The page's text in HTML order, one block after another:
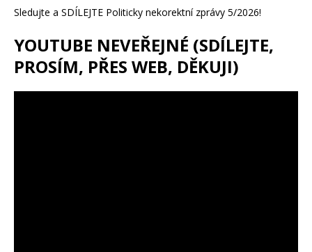
Sledujte a SDÍLEJTE Politicky nekorektní zprávy 5/2026!
YOUTUBE NEVEŘEJNÉ (SDÍLEJTE,
PROSÍM, PŘES WEB, DĚKUJI)